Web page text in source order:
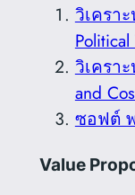
วิเครา
วิเครา
and
ซอฟต์ พ
Value